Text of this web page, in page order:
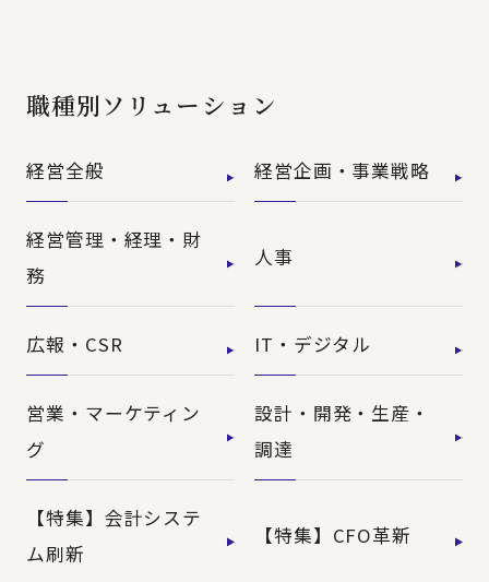
職種別ソリューション
経営全般 経営企画・事業戦略
経営管理・経理・財
務
人事
広報・CSR IT・デジタル
営業・マーケティン
グ
設計・開発・生産・
調達
【特集】会計システ
ム刷新
【特集】CFO革新